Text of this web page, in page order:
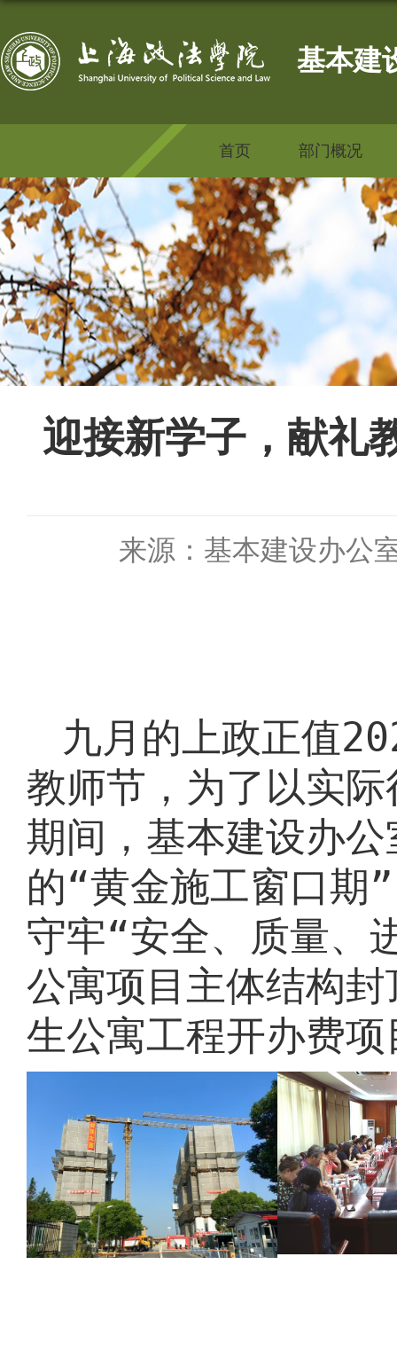
基本建
首页 部门概况
迎接新学子，献礼
来源：基本建设办公
九月的上政正值
教师节，为了以实
期间，基本建设办
的“黄金施工窗口期
守牢“安全、质量、
公寓项目主体结构
生公寓工程开办费